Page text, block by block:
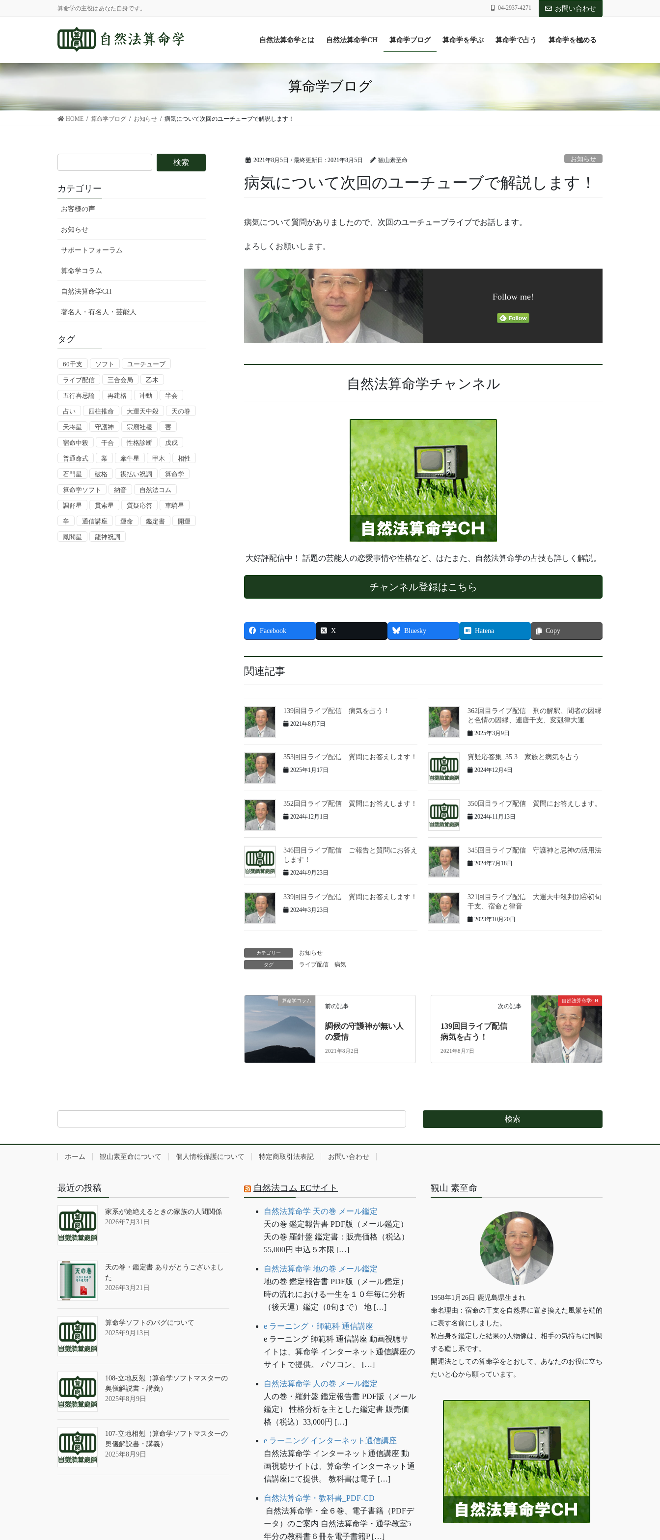
に
移
ョ
ン
移
動
算命学の主役はあなた自身です。 04-2937-4271 お問い合わせ
自然法算命学とは 自然法算命学CH 算命学ブログ 算命学を学ぶ 算命学で占う 算命学を極める
算命学ブログ
HOME 算命学ブログ お知らせ 病気について次回のユーチューブで解説します！
2021年8月5日 / 最終更新日 : 2021年8月5日 観山素至命 お知らせ
病気について次回のユーチューブで解説します！
病気について質問がありましたので、次回のユーチューブライブでお話します。
よろしくお願いします。
Follow me!
自然法算命学チャンネル
大好評配信中！ 話題の芸能人の恋愛事情や性格など、はたまた、自然法算命学の占技も詳しく解説。
チャンネル登録はこちら
Facebook X Bluesky Hatena Copy
関連記事
139回目ライブ配信 病気を占う！
2021年8月7日
362回目ライブ配信 刑の解釈、間者の因縁
と色情の因縁、連唐干支、変剋律大運
2025年3月9日
353回目ライブ配信 質問にお答えします！
2025年1月17日
質疑応答集_35.3 家族と病気を占う
2024年12月4日
352回目ライブ配信 質問にお答えします！
2024年12月1日
350回目ライブ配信 質問にお答えします。
2024年11月13日
346回目ライブ配信 ご報告と質問にお答え
します！
2024年9月23日
345回目ライブ配信 守護神と忌神の活用法
2024年7月18日
339回目ライブ配信 質問にお答えします！
2024年3月23日
321回目ライブ配信 大運天中殺判別④初旬
干支、宿命と律音
2023年10月20日
カテゴリー お知らせ
タグ ライブ配信 病気
算命学コラム
前の記事
調候の守護神が無い人
の愛情
2021年8月2日
自然法算命学CH
次の記事
139回目ライブ配信
病気を占う！
2021年8月7日
カテゴリー
お客様の声
お知らせ
サポートフォーラム
算命学コラム
自然法算命学CH
著名人・有名人・芸能人
タグ
60干支 ソフト ユーチューブ
ライブ配信 三合会局 乙木
五行喜忌論 再建格 冲動 半会
占い 四柱推命 大運天中殺 天の巻
天将星 守護神 宗廟社稷 害
宿命中殺 干合 性格診断 戊戌
普通命式 業 牽牛星 甲木 相性
石門星 破格 禊払い祝詞 算命学
算命学ソフト 納音 自然法コム
調舒星 貫索星 質疑応答 車騎星
辛 通信講座 運命 鑑定書 開運
鳳閣星 龍神祝詞
ホーム 観山素至命について 個人情報保護について 特定商取引法表記 お問い合わせ
最近の投稿
家系が途絶えるときの家族の人間関係
2026年7月31日
天の巻・鑑定書 ありがとうございまし
た
2026年3月21日
算命学ソフトのバグについて
2025年9月13日
108-立地反剋（算命学ソフトマスターの
奥儀解説書・講義）
2025年8月9日
107-立地相剋（算命学ソフトマスターの
奥儀解説書・講義）
2025年8月9日
自然法コム ECサイト
自然法算命学 天の巻 メール鑑定
天の巻 鑑定報告書 PDF版（メール鑑定）
天の巻 羅針盤 鑑定書：販売価格（税込）
55,000円 申込５本限 […]
自然法算命学 地の巻 メール鑑定
地の巻 鑑定報告書 PDF版（メール鑑定）
時の流れにおける一生を１０年毎に分析
（後天運）鑑定（8旬まで） 地 […]
e ラーニング・師範科 通信講座
e ラーニング 師範科 通信講座 動画視聴サ
イトは、算命学 インターネット通信講座の
サイトで提供。 パソコン、 […]
自然法算命学 人の巻 メール鑑定
人の巻・羅針盤 鑑定報告書 PDF版（メール
鑑定） 性格分析を主とした鑑定書 販売価
格（税込）33,000円 […]
e ラーニング インターネット通信講座
自然法算命学 インターネット通信講座 動
画視聴サイトは、算命学 インターネット通
信講座にて提供。 教科書は電子 […]
自然法算命学・教科書_PDF-CD
自然法算命学・全６巻、電子書籍（PDFデ
ータ）のご案内 自然法算命学・通学教室5
年分の教科書６冊を電子書籍P […]
観山 素至命
1958年1月26日 鹿児島県生まれ
命名理由：宿命の干支を自然界に置き換えた風景を端的
に表す名前にしました。
私自身を鑑定した結果の人物像は、相手の気持ちに同調
する癒し系です。
開運法としての算命学をとおして、あなたのお役に立ち
たいと心から願っています。